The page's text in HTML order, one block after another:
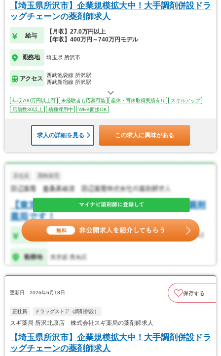
【埼玉県所沢市】企業規模拡大中！大手調剤併設ドラ
ッグチェーンの薬剤師求人
給与
【月収】27.0万円以上
【年収】400万円～740万円モデル
勤務地 埼玉県 所沢市
アクセス
西武池袋線 所沢駅
西武新宿線 所沢駅
年収700万円以上可 未経験者も応募可能 産休・育休取得実績有り
スキルアップ
店舗数30以上
積極採用中 WEB面接OK
求人の詳細を見る この求人に興味がある
更新日：2026年6月18日 保存する
正社員 ドラッグストア（調剤併設）
スギ薬局 所沢北原店 株式会社スギ薬局の薬剤師求人
【埼玉県所沢市】企業規模拡大中！大手調剤併設ドラ
ッグチェーンの薬剤師求人